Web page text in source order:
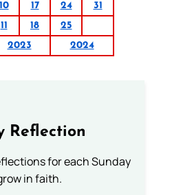
10 17 24
31
11 18
25
2023 2024
Reflection
for each Sunday
in faith.